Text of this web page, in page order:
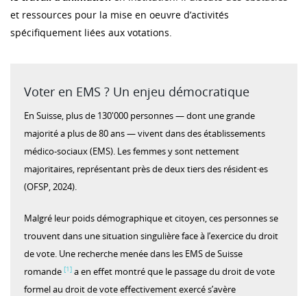
et ressources pour la mise en oeuvre d’activités
spécifiquement liées aux votations.
Voter en EMS ? Un enjeu démocratique
En Suisse, plus de 130'000 personnes — dont une grande
majorité a plus de 80 ans — vivent dans des établissements
médico-sociaux (EMS). Les femmes y sont nettement
majoritaires, représentant près de deux tiers des résident·es
(OFSP, 2024).
Malgré leur poids démographique et citoyen, ces personnes se
trouvent dans une situation singulière face à l’exercice du droit
de vote. Une recherche menée dans les EMS de Suisse
romande [1] a en effet montré que le passage du droit de vote
formel au droit de vote effectivement exercé s’avère